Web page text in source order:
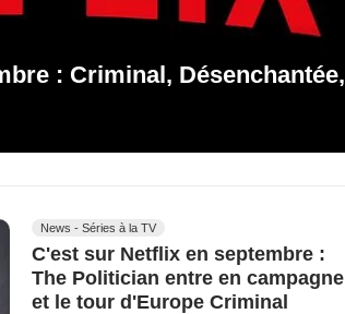
: Criminal, Désenchantée,
News - Séries à la TV
C'est sur Netflix en septembre :
The Politician entre en campagne
et le tour d'Europe Criminal